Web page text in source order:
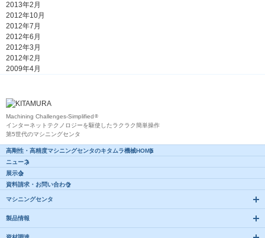
2013年2月
2012年10月
2012年7月
2012年6月
2012年3月
2012年2月
2009年4月
Machining Challenges-Simplified ®
インターネットテクノロジーを駆使したラクラク簡単操作
第5世代のマシニングセンタ
高剛性・高精度マシニングセンタのキタムラ機械HOME
ニュース
展示会
資料請求・お問い合わせ
マシニングセンタ
製品情報